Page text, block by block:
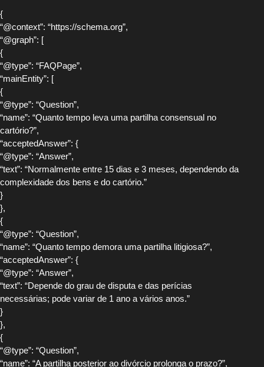
{
“@context”: “https://schema.org”,
“@graph”: [
{
“@type”: “FAQPage”,
“mainEntity”: [
{
“@type”: “Question”,
“name”: “Quanto tempo leva uma partilha consensual no
cartório?”,
“acceptedAnswer”: {
“@type”: “Answer”,
“text”: “Normalmente entre 15 dias e 3 meses, dependendo da
complexidade dos bens e do cartório.”
}
},
{
“@type”: “Question”,
“name”: “Quanto tempo demora uma partilha litigiosa?”,
“acceptedAnswer”: {
“@type”: “Answer”,
“text”: “Depende do grau de disputa e das perícias
necessárias; pode variar de 1 ano a vários anos.”
}
},
{
“@type”: “Question”,
“name”: “A partilha posterior ao divórcio prolonga o prazo?”,